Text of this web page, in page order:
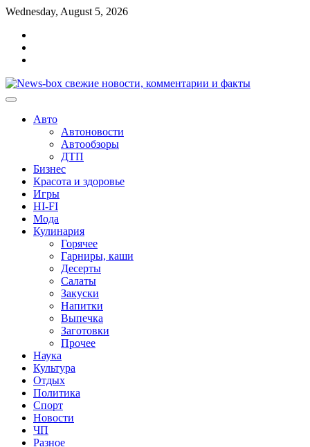
Перейти
содержимому
Wednesday, August 5, 2026
Авто
Автоновости
Автообзоры
ДТП
Бизнес
Красота и здоровье
Игры
HI-FI
Мода
Кулинария
Горячее
Гарниры, каши
Десерты
Салаты
Закуски
Напитки
Выпечка
Заготовки
Прочее
Наука
Культура
Отдых
Политика
Спорт
Новости
ЧП
Разное